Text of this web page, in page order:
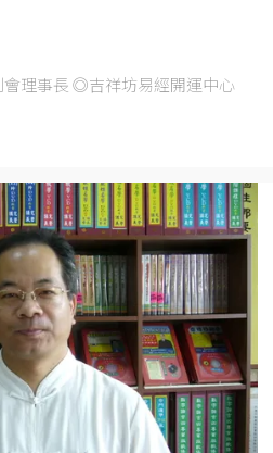
理事長 ◎吉祥坊易經開運中心